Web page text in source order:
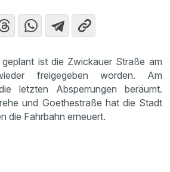
ist die Zwickauer Straße am
freigegeben worden. Am
letzten Absperrungen beräumt.
und Goethestraße hat die Stadt
die Fahrbahn erneuert.